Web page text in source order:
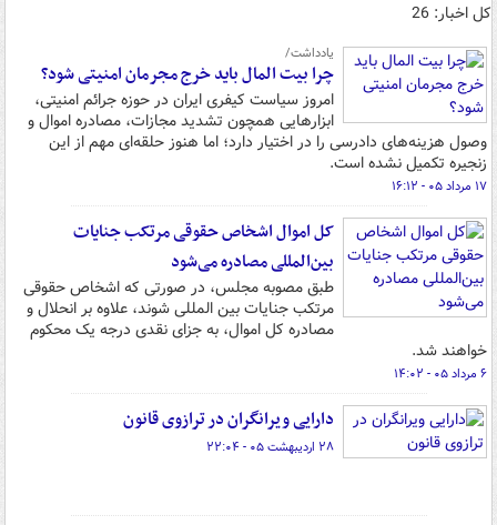
کل اخبار: 26
یادداشت/
چرا بیت المال باید خرج مجرمان امنیتی شود؟
امروز سیاست کیفری ایران در حوزه جرائم امنیتی،
ابزارهایی همچون تشدید مجازات، مصادره اموال و
وصول هزینه‌های دادرسی را در اختیار دارد؛ اما هنوز حلقه‌ای مهم از این
زنجیره تکمیل نشده است.
۱۷ مرداد ۰۵ - ۱۶:۱۲
کل اموال اشخاص حقوقی مرتکب جنایات
بین‌المللی مصادره می‌شود
طبق مصوبه مجلس، در صورتی که اشخاص حقوقی
مرتکب جنایات بین المللی شوند، علاوه بر انحلال و
مصادره کل اموال، به جزای نقدی درجه یک محکوم
خواهند شد.
۶ مرداد ۰۵ - ۱۴:۰۲
دارایی ویرانگران در ترازوی قانون
۲۸ اردیبهشت ۰۵ - ۲۲:۰۴